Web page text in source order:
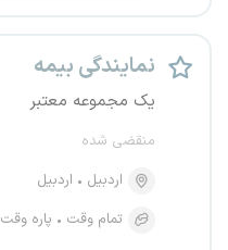
نمایندگی بیمه
یک مجموعه معتبر
منقضی شده
اردبیل
اردبیل
تمام وقت
پاره وقت